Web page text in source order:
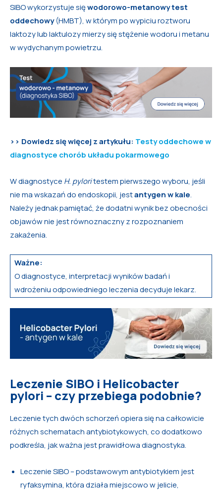
SIBO wykorzystuje sięwodorowo-metanowy test
oddechowy(HMBT), w którym po wypiciu roztworu
laktozy lub laktulozy mierzy się stężenie wodoru i metanu
w wydychanym powietrzu.
>> Dowiedz się więcej z artykułu: Testy oddechowe w
diagnostyce chorób układu pokarmowego
W diagnostyce H. pyloritestem pierwszego wyboru, jeśli
nie ma wskazań do endoskopii, jestantygen w kale.
Należy jednak pamiętać, że dodatni wynik bez obecności
objawów nie jest równoznaczny z rozpoznaniem
zakażenia.
Ważne:
O diagnostyce, interpretacji wyników badań i
wdrożeniu odpowiedniego leczenia decyduje lekarz.
Leczenie SIBO i Helicobacter
pylori – czy przebiega podobnie?
Leczenie tych dwóch schorzeń opiera się na całkowicie
różnych schematach antybiotykowych, co dodatkowo
podkreśla, jak ważna jest prawidłowa diagnostyka.
Leczenie SIBO – podstawowym antybiotykiem jest
ryfaksymina, która działa miejscowo w jelicie,